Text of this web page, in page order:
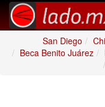
San Diego
Beca Benito Juárez